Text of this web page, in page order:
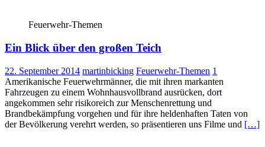
Feuerwehr-Themen
Ein Blick über den großen Teich
22. September 2014 martinbicking Feuerwehr-Themen 1
Amerikanische Feuerwehrmänner, die mit ihren markanten
Fahrzeugen zu einem Wohnhausvollbrand ausrücken, dort
angekommen sehr risikoreich zur Menschenrettung und
Brandbekämpfung vorgehen und für ihre heldenhaften Taten von
der Bevölkerung verehrt werden, so präsentieren uns Filme und […]